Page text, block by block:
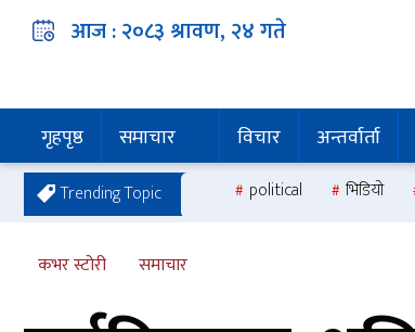
आज :२०८३ श्रावण, २४गते
गृहपृष्ठ समाचार विचार अन्तर्वार्ता
Trending Topic political भिडियो
कभर स्टोरी समाचार